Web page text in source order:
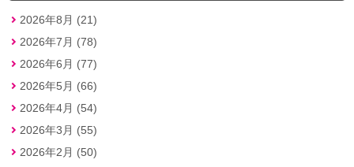
2026年8月 (21)
2026年7月 (78)
2026年6月 (77)
2026年5月 (66)
2026年4月 (54)
2026年3月 (55)
2026年2月 (50)